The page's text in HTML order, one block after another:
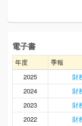
電子書
年度 季報
2025
財
2024
財
2023
財
2022
財